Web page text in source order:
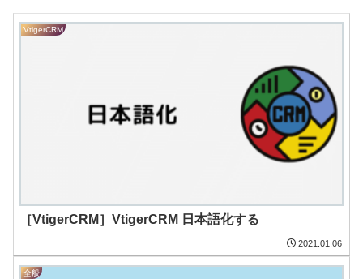
VtigerCRM
［VtigerCRM］VtigerCRM 日本語化する
2021.01.06
全般